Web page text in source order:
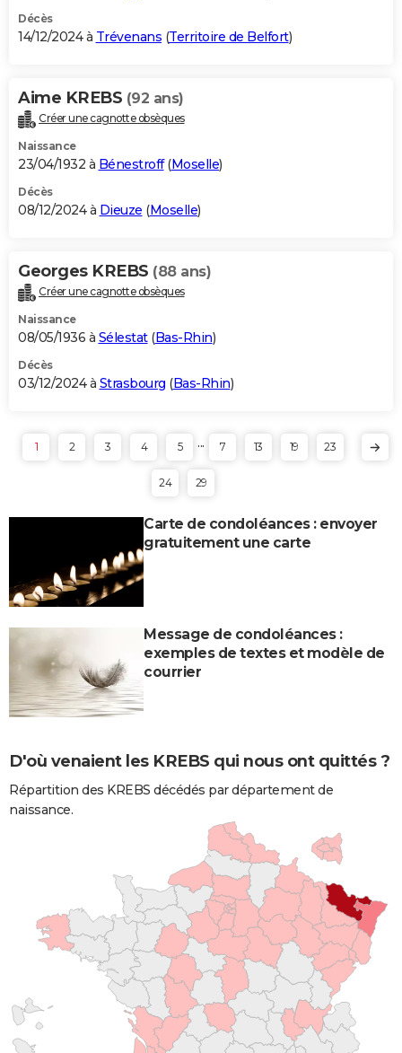
Décès
14/12/2024 à Trévenans (Territoire de Belfort)
Aime KREBS (92 ans)
Créer une cagnotte obsèques
Naissance
23/04/1932 à Bénestroff(Moselle)
Décès
08/12/2024 à Dieuze (Moselle)
Georges KREBS (88 ans)
Créer une cagnotte obsèques
Naissance
08/05/1936 à Sélestat(Bas-Rhin)
Décès
03/12/2024 à Strasbourg (Bas-Rhin)
1 2 3 4 5 ... 7 13 19 23
24 29
Carte de condoléances : envoyer
gratuitement une carte
Message de condoléances :
exemples de textes et modèle de
courrier
D'où venaient les KREBS qui nous ont quittés ?
Répartition des KREBS décédés par département de
naissance.